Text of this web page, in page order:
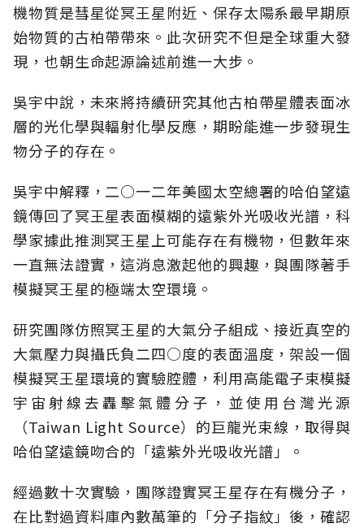
機物質是彗星從冥王星附近、保存太陽系最早期原
始物質的古柏帶帶來。此次研究不但是全球重大發
現，也朝生命起源論述前進一大步。
吳宇中說，未來將持續研究其他古柏帶星體表面冰
層的光化學與輻射化學反應，期盼能進一步發現生
物分子的存在。
吳宇中解釋，二○一二年美國太空總署的哈伯望遠
鏡傳回了冥王星表面模糊的遠紫外光吸收光譜，科
學家據此推測冥王星上可能存在有機物，但數年來
一直無法證實，這消息激起他的興趣，與團隊著手
模擬冥王星的極端太空環境。
研究團隊仿照冥王星的大氣分子組成、接近真空的
大氣壓力與攝氏負二四○度的表面溫度，架設一個
模擬冥王星環境的實驗腔體，利用高能電子束模擬
宇宙射線去轟擊氣體分子，並使用台灣光源
（Taiwan Light Source）的巨龍光束線，取得與
哈伯望遠鏡吻合的「遠紫外光吸收光譜」。
經過數十次實驗，團隊證實冥王星存在有機分子，
在比對過資料庫內數萬筆的「分子指紋」後，確認